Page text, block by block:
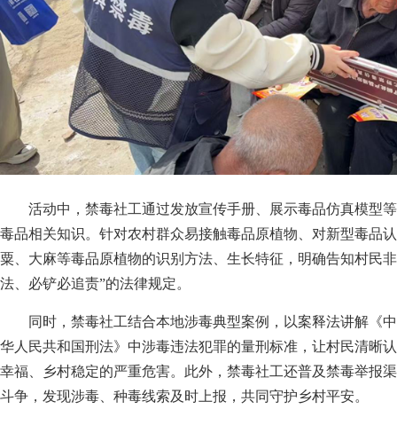
活动中，禁毒社工通过发放宣传手册、展示毒品仿真模型
毒品相关知识。针对农村群众易接触毒品原植物、对新型毒品
粟、大麻等毒品原植物的识别方法、生长特征，明确告知村民
法、必铲必追责”的法律规定。
同时，禁毒社工结合本地涉毒典型案例，以案释法讲解《
华人民共和国刑法》中涉毒违法犯罪的量刑标准，让村民清晰
幸福、乡村稳定的严重危害。此外，禁毒社工还普及禁毒举报
斗争，发现涉毒、种毒线索及时上报，共同守护乡村平安。